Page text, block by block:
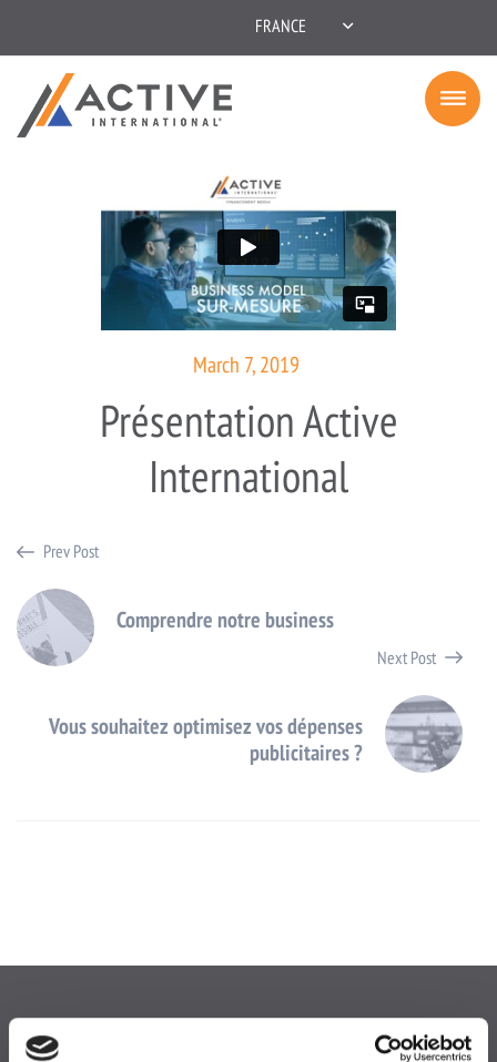
FRANCE
March 7, 2019
Présentation Active
International
Prev Post
Comprendre notre business
Next Post
Vous souhaitez optimisez vos dépenses
publicitaires ?